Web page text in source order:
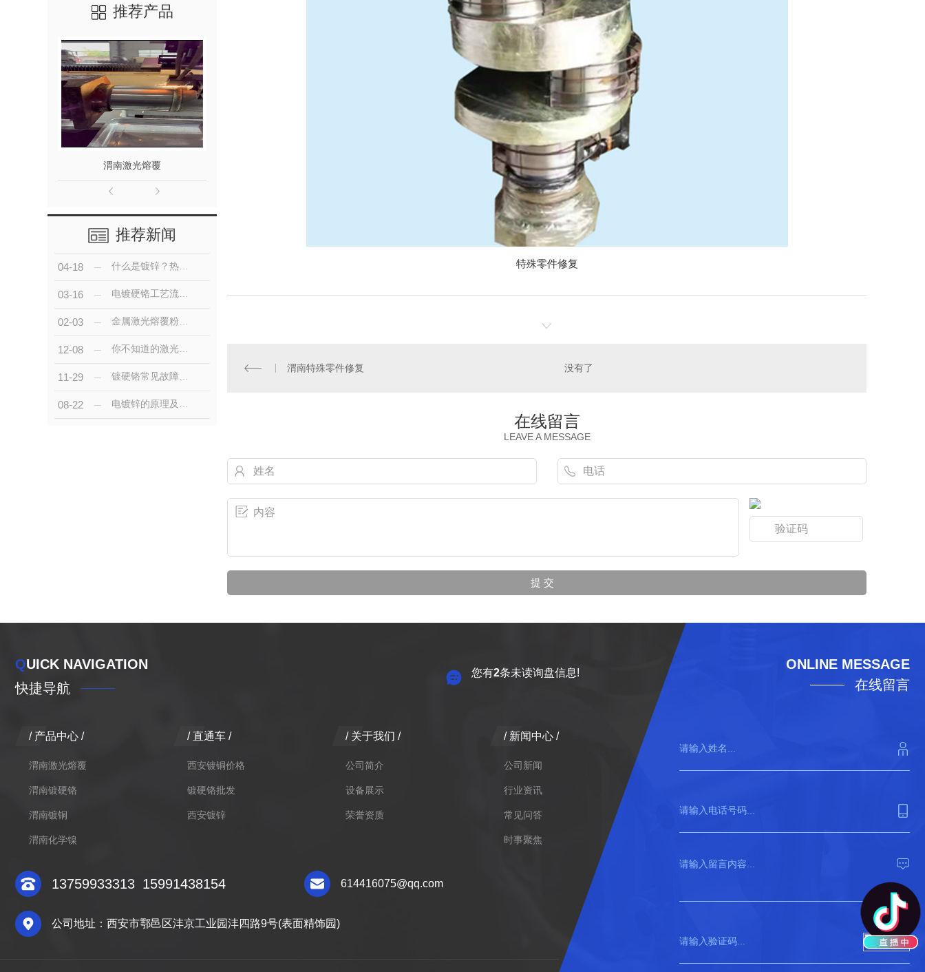
推荐产品
渭南激光熔覆 渭南化学镍
推荐新闻
04-18
03-16
02-03
12-08
11-29
08-22
特殊零件修复
渭南特殊零件修复 没有了
在线留言
LEAVE A MESSAGE
QUICK NAVIGATION
快捷导航
您有2条未读询盘信息!
/ 产品中心 /
渭南激光熔覆
渭南镀硬铬
渭南镀铜
渭南化学镍
/ 直通车 /
西安镀铜价格
镀硬铬批发
西安镀锌
/ 关于我们 /
公司简介
设备展示
荣誉资质
/ 新闻中心 /
公司新闻
行业资讯
常见问答
时事聚焦
13759933313 15991438154 614416075@qq.com
公司地址：西安市鄠邑区沣京工业园沣四路9号(表面精饰园)
ONLINE MESSAGE
在线留言